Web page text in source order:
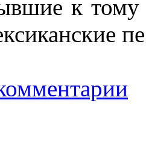
к тому